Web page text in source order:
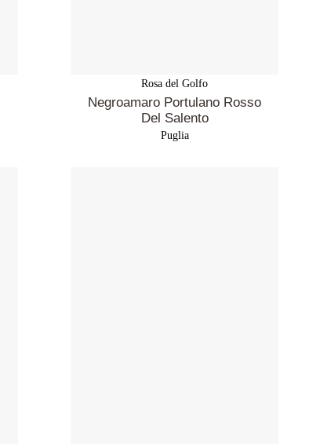
Rosa del Golfo
Negroamaro Portulano Rosso
Del Salento
Puglia